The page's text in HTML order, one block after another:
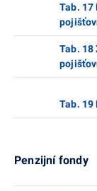
Tab.
Tab.
Tab. 19
Penzijní fondy